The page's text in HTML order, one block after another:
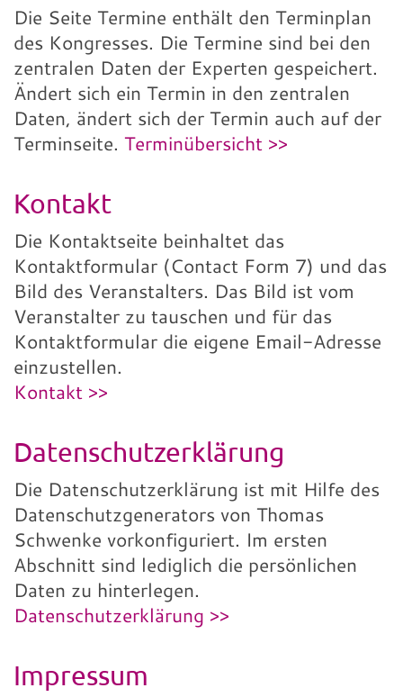
Die Seite Termine enthält den Terminplan
des Kongresses. Die Termine sind bei den
zentralen Daten der Experten gespeichert.
Ändert sich ein Termin in den zentralen
Daten, ändert sich der Termin auch auf der
Terminseite. Terminübersicht >>
Kontakt
Die Kontaktseite beinhaltet das
Kontaktformular (Contact Form 7) und das
Bild des Veranstalters. Das Bild ist vom
Veranstalter zu tauschen und für das
Kontaktformular die eigene Email-Adresse
einzustellen.
Kontakt >>
Datenschutzerklärung
Die Datenschutzerklärung ist mit Hilfe des
Datenschutzgenerators von Thomas
Schwenke vorkonfiguriert. Im ersten
Abschnitt sind lediglich die persönlichen
Daten zu hinterlegen.
Datenschutzerklärung >>
Impressum